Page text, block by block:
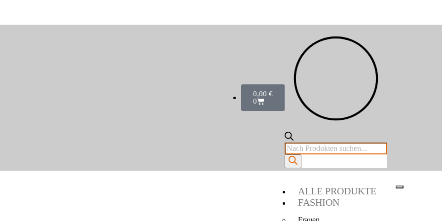
0,00 €
0
ALLE PRODUKTE
FASHION